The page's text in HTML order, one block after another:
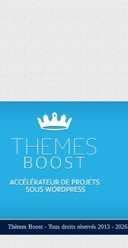
Thèmes Boost - Tous droits réservés 2013 - 2026